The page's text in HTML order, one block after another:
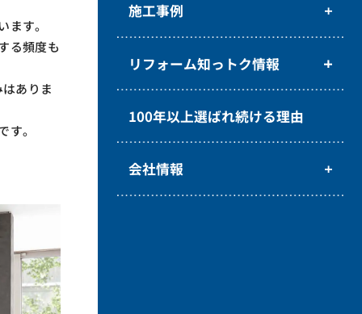
施工事例
リフォーム知っトク情報
100年以上選ばれ続ける理由
会社情報
す。
る頻度も
ありま
。